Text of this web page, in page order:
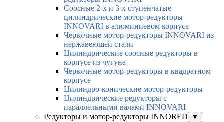
Соосные 2-х и 3-х ступенчатые
цилиндрические мотор-редукторы
INNOVARI в алюминиевом корпусе
Червячные мотор-редукторы INNOVARI из
нержавеющей стали
Цилиндрические соосные редукторы в
корпусе из чугуна
Червячные мотор-редукторы в квадратном
корпусе
Цилиндро-конические мотор-редукторы
Цилиндрические редукторы с
параллельными валами INNOVARI
Редукторы и мотор-редукторы INNORED
▼